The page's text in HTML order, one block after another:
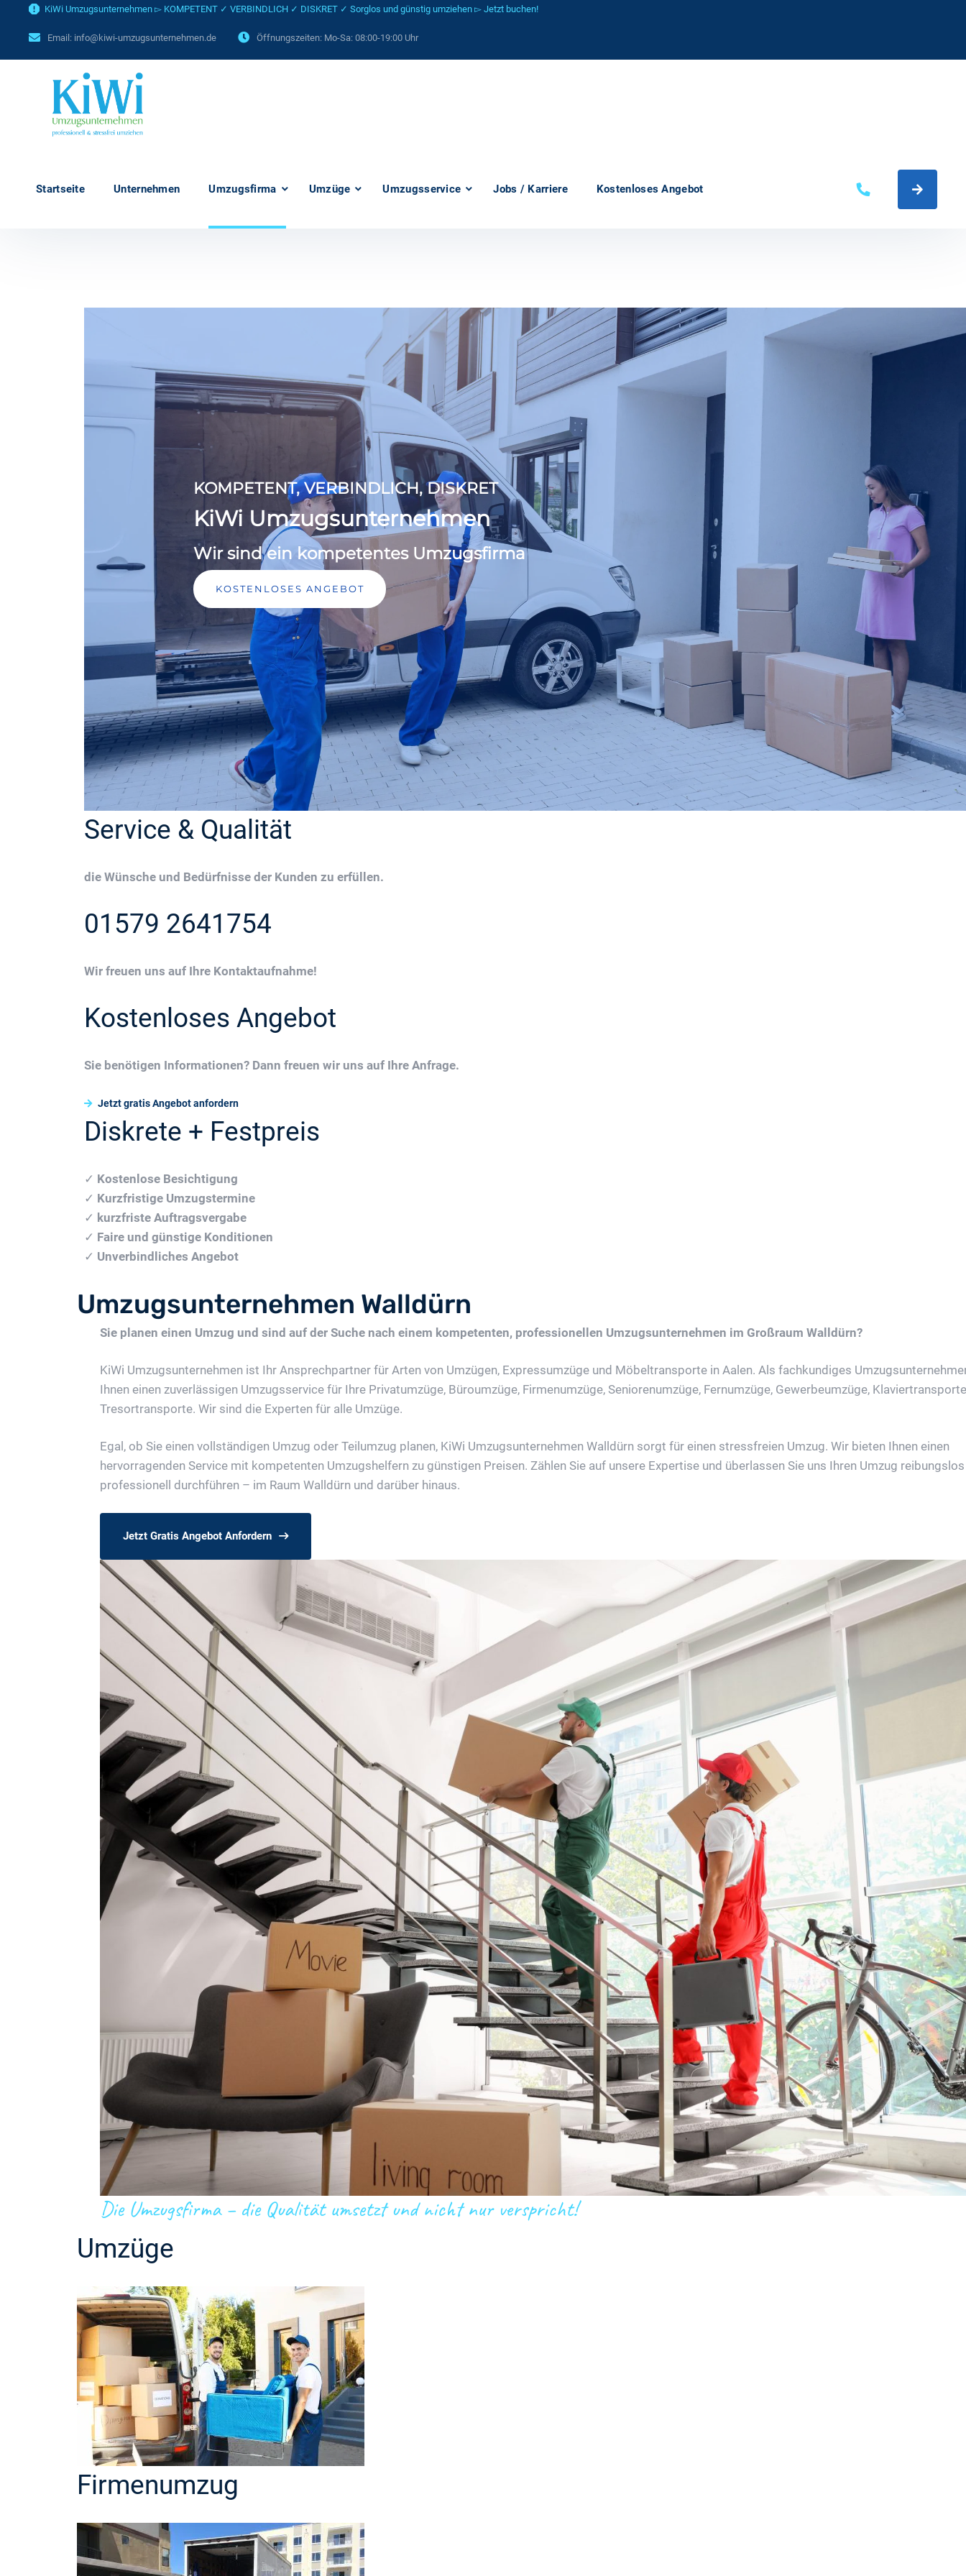
KiWi Umzugsunternehmen ▻ KOMPETENT ✓ VERBINDLICH ✓ DISKRET ✓ Sorglos und günstig umziehen ▻ Jetzt buchen!
Email: info@kiwi-umzugsunternehmen.de Öffnungszeiten: Mo-Sa: 08:00-19:00 Uhr
Startseite Unternehmen Umzugsfirma Umzüge Umzugsservice Jobs / Karriere Kostenloses Angebot
KOMPETENT, VERBINDLICH, DISKRET
KiWi Umzugsunternehmen
Wir sind ein kompetentes Umzugsfirma
KOSTENLOSES ANGEBOT
Service & Qualität
die Wünsche und Bedürfnisse der Kunden zu erfüllen.
01579 2641754
Wir freuen uns auf Ihre Kontaktaufnahme!
Kostenloses Angebot
Sie benötigen Informationen? Dann freuen wir uns auf Ihre Anfrage.
Jetzt gratis Angebot anfordern
Diskrete + Festpreis
✓ Kostenlose Besichtigung
✓ Kurzfristige Umzugstermine
✓ kurzfriste Auftragsvergabe
✓ Faire und günstige Konditionen
✓ Unverbindliches Angebot
Umzugsunternehmen Walldürn
Sie planen einen Umzug und sind auf der Suche nach einem kompetenten, professionellen Umzugsunternehmen im Großraum Walldürn?
KiWi Umzugsunternehmen ist Ihr Ansprechpartner für Arten von Umzügen, Expressumzüge und Möbeltransporte in Aalen. Als fachkundiges
Ihnen einen zuverlässigen Umzugsservice für Ihre Privatumzüge, Büroumzüge, Firmenumzüge, Seniorenumzüge, Fernumzüge, Gewerbeumzüge,
Tresortransporte. Wir sind die Experten für alle Umzüge.
Egal, ob Sie einen vollständigen Umzug oder Teilumzug planen, KiWi Umzugsunternehmen Walldürn sorgt für einen stressfreien Umzug. Wir bieten Ihnen einen
hervorragenden Service mit kompetenten Umzugshelfern zu günstigen Preisen. Zählen Sie auf unsere Expertise und überlassen Sie uns Ihren Umzug
professionell durchführen – im Raum Walldürn und darüber hinaus.
Jetzt Gratis Angebot Anfordern
Die Umzugsfirma – die Qualität umsetzt und nicht nur verspricht!
Umzüge
Firmenumzug